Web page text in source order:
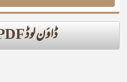
ڈاؤن لوڈ PDF